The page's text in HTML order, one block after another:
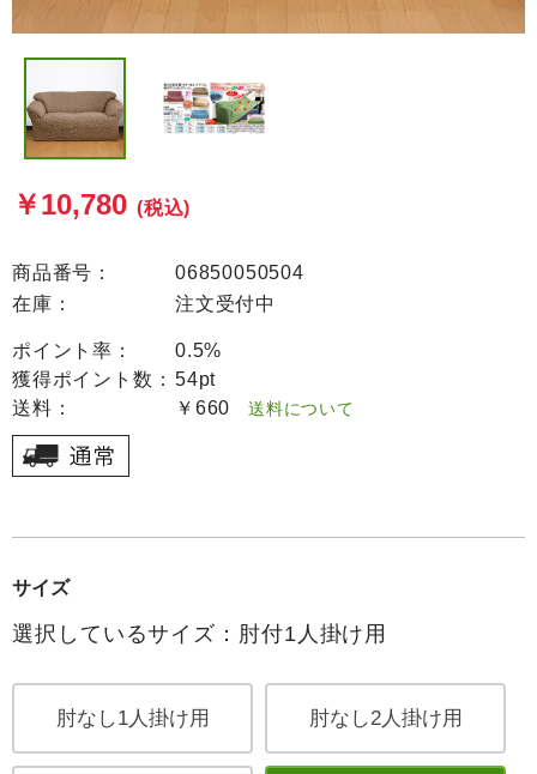
￥10,780 (税込)
商品番号：
06850050504
在庫：
注文受付中
ポイント率：
0.5%
獲得ポイント数： 54pt
送料：
￥660 送料について
サイズ
選択しているサイズ：肘付1人掛け用
肘なし1人掛け用 肘なし2人掛け用